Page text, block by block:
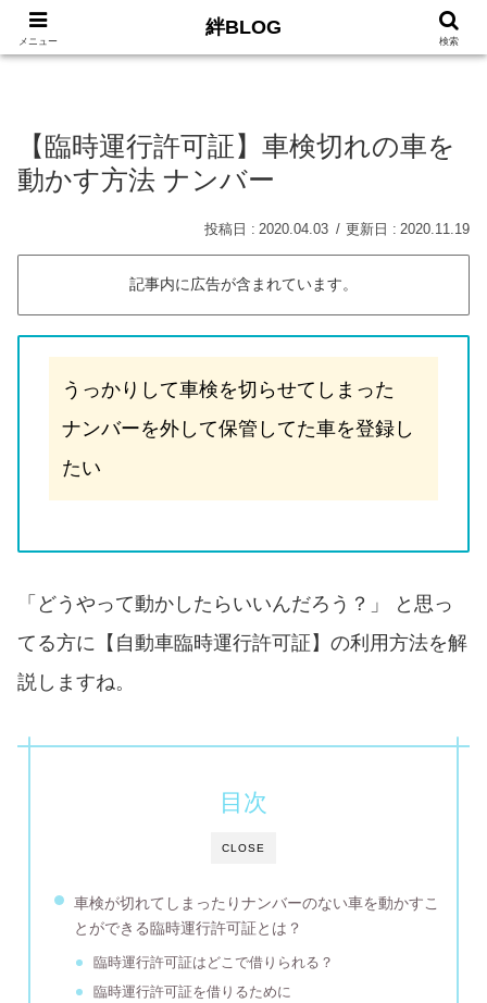
HOME サイトマ
【臨時運行許可証】車検切れの車を
動かす方法 ナンバー
2020.04.03 2020.11.19
記事内に広告が含まれています。
うっかりして車検を切らせてしまった
ナンバーを外して保管してた車を登録し
たい
「どうやって動かしたらいいんだろう？」 と思っ
てる方に【自動車臨時運行許可証】の利用方法を解
説しますね。
CLOSE
目次
車検が切れてしまったりナンバーのない車を動かすこ
とができる臨時運行許可証とは？
臨時運行許可証はどこで借りられる？
臨時運行許可証を借りるために
メニュー
絆BLOG
検索